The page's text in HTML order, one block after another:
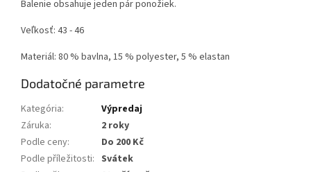
Balenie obsahuje jeden pár ponožiek.
Veľkosť: 43 - 46
Materiál: 80 % bavlna, 15 % polyester, 5 % elastan
Dodatočné parametre
Kategória:
Výpredaj
Záruka:
2 roky
Podle ceny:
Do 200 Kč
Podle příležitosti: Svátek